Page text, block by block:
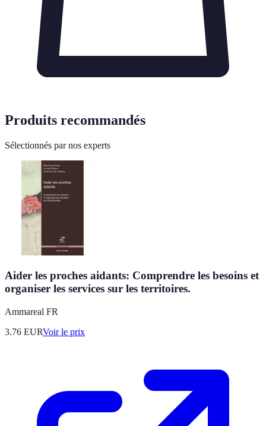
Produits recommandés
Sélectionnés par nos experts
Aider les proches aidants: Comprendre les besoins et
organiser les services sur les territoires.
Ammareal FR
3.76 EURVoir le prix